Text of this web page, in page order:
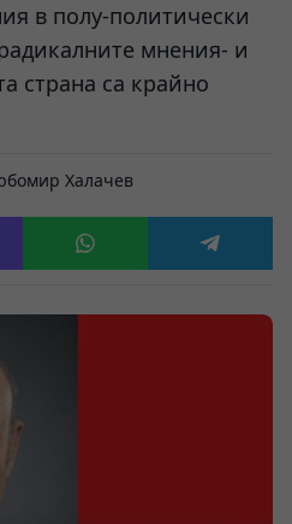
в полу-политически
мнения- и
страна са крайно
Халачев